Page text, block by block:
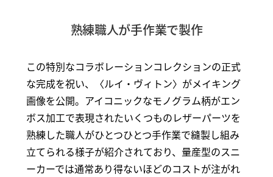
熟練職人が手作業で製作
この特別なコラボレーションコレクションの正式
な完成を祝い、〈ルイ・ヴィトン〉がメイキング
画像を公開。アイコニックなモノグラム柄がエン
ボス加工で表現されたいくつものレザーパーツを
熟練した職人がひとつひとつ手作業で縫製し組み
立てられる様子が紹介されており、量産型のスニ
ーカーでは通常あり得ないほどのコストが注がれ